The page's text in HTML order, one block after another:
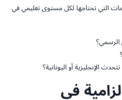
التي تحتاجها لكل مستوى تعليمي في
الرسمي؟
الإنجليزية أو اليونانية؟
في